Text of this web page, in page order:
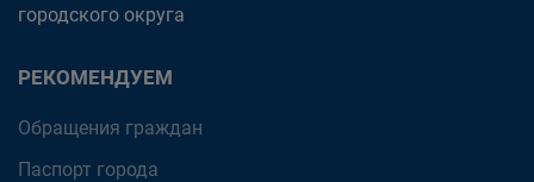
городского округа
РЕКОМЕНДУЕМ
Обращения граждан
Паспорт города